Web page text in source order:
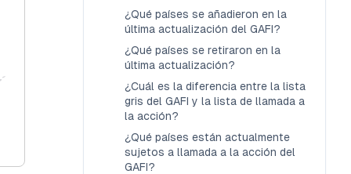
¿Qué países se añadieron en la
última actualización del GAFI?
¿Qué países se retiraron en la
última actualización?
¿Cuál es la diferencia entre la lista
gris del GAFI y la lista de llamada a
la acción?
¿Qué países están actualmente
sujetos a llamada a la acción del
GAFI?